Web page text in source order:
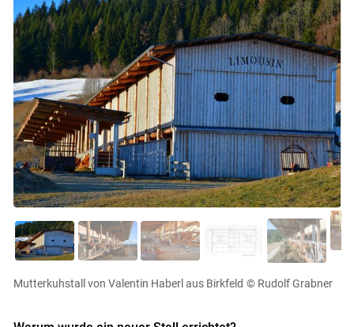
Mutterkuhstall von Valentin Haberl aus Birkfeld © Rudolf Grabner